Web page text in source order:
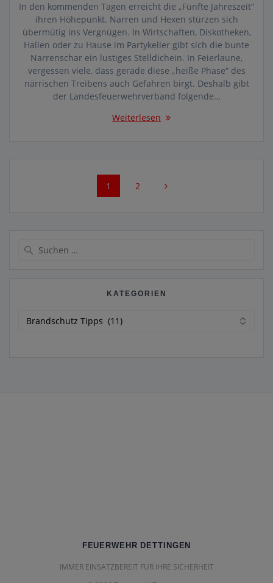
In den kommenden Tagen erreicht die „Fünfte Jahreszeit“
ihren Höhepunkt. Narren und Hexen stürzen sich
übermütig ins Vergnügen. In Wirtschaften, Diskotheken,
Hallen oder zu Hause im Partykeller gibt sich die bunte
Narrenschar ein lustiges Stelldichein. In Feierlaune,
vergessen viele, dass gerade diese „heiße Phase“ des
närrischen Treibens auch Gefahren birgt. Deshalb gibt
der Landesfeuerwehrverband folgende…
Weiterlesen
Beitragsnavigation
Seite
1 Seite
2
KATEGORIEN
FEUERWEHR DETTINGEN
IMMER EINSATZBEREIT FÜR IHRE SICHERHEIT